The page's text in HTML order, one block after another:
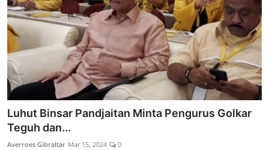
Luhut Binsar Pandjaitan Minta Pengurus Golkar
Teguh dan...
Averroes Gibraltar Mar 15, 2024 0